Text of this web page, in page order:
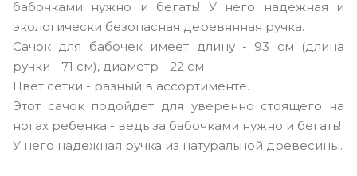
бабочками нужно и бегать! У него надежная и
экологически безопасная деревянная ручка.
Сачок для бабочек имеет длину - 93 см (длина
ручки - 71 см), диаметр - 22 см
Цвет сетки - разный в ассортименте.
Этот сачок подойдет для уверенно стоящего на
ногах ребенка - ведь за бабочками нужно и бегать!
У него надежная ручка из натуральной древесины.